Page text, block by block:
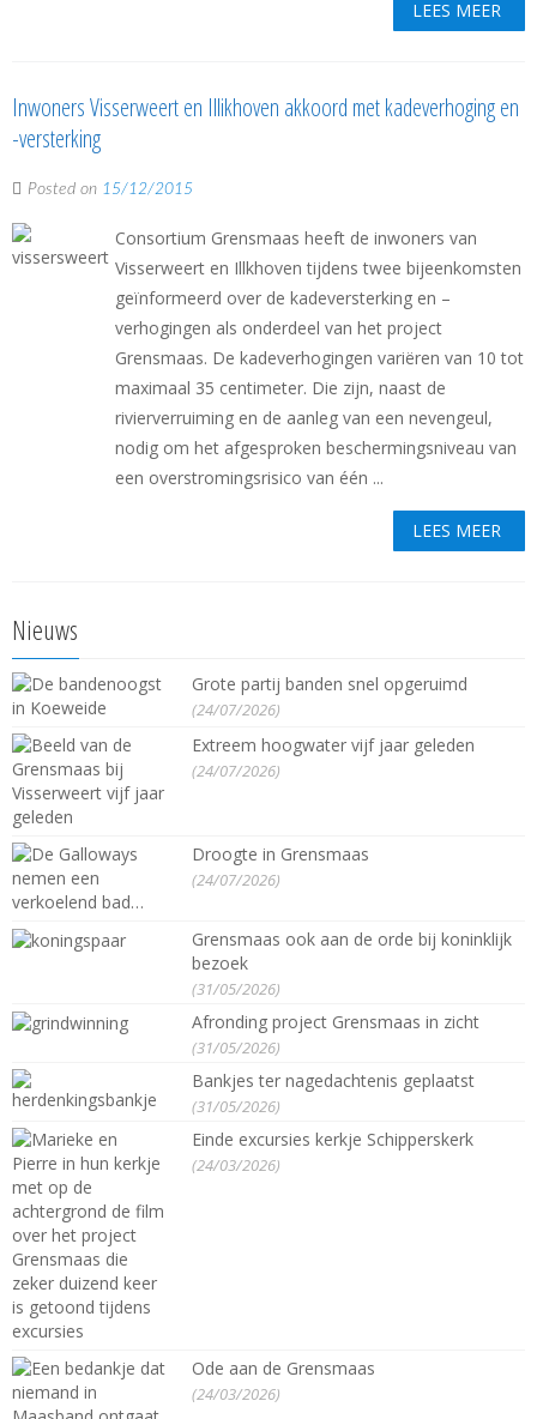
LEES MEER
Inwoners Visserweert en Illikhoven akkoord met kadeverhoging en
-versterking
Posted on 15/12/2015
Consortium Grensmaas heeft de inwoners van
Visserweert en Illkhoven tijdens twee bijeenkomsten
geïnformeerd over de kadeversterking en –
verhogingen als onderdeel van het project
Grensmaas. De kadeverhogingen variëren van 10 tot
maximaal 35 centimeter. Die zijn, naast de
rivierverruiming en de aanleg van een nevengeul,
nodig om het afgesproken beschermingsniveau van
een overstromingsrisico van één ...
LEES MEER
Nieuws
Grote partij banden snel opgeruimd
(24/07/2026)
Extreem hoogwater vijf jaar geleden
(24/07/2026)
Droogte in Grensmaas
(24/07/2026)
Grensmaas ook aan de orde bij koninklijk
bezoek
(31/05/2026)
Afronding project Grensmaas in zicht
(31/05/2026)
Bankjes ter nagedachtenis geplaatst
(31/05/2026)
Einde excursies kerkje Schipperskerk
(24/03/2026)
Ode aan de Grensmaas
(24/03/2026)